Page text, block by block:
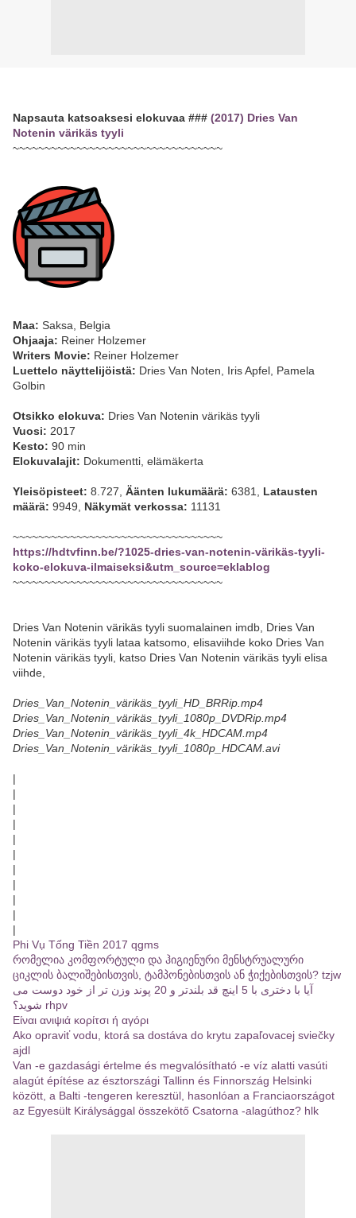
Napsauta katsoaksesi elokuvaa ### (2017) Dries Van
Notenin värikäs tyyli
~~~~~~~~~~~~~~~~~~~~~~~~~~~~~~~~~
Maa: Saksa, Belgia
Ohjaaja: Reiner Holzemer
Writers Movie: Reiner Holzemer
Luettelo näyttelijöistä: Dries Van Noten, Iris Apfel, Pamela
Golbin
Otsikko elokuva: Dries Van Notenin värikäs tyyli
Vuosi: 2017
Kesto: 90 min
Elokuvalajit: Dokumentti, elämäkerta
Yleisöpisteet: 8.727, Äänten lukumäärä: 6381, Latausten
määrä: 9949, Näkymät verkossa: 11131
~~~~~~~~~~~~~~~~~~~~~~~~~~~~~~~~~
https://hdtvfinn.be/?1025-dries-van-notenin-värikäs-tyyli-
koko-elokuva-ilmaiseksi&utm_source=eklablog
~~~~~~~~~~~~~~~~~~~~~~~~~~~~~~~~~
Dries Van Notenin värikäs tyyli suomalainen imdb, Dries Van
Notenin värikäs tyyli lataa katsomo, elisaviihde koko Dries Van
Notenin värikäs tyyli, katso Dries Van Notenin värikäs tyyli elisa
viihde,
Dries_Van_Notenin_värikäs_tyyli_HD_BRRip.mp4
Dries_Van_Notenin_värikäs_tyyli_1080p_DVDRip.mp4
Dries_Van_Notenin_värikäs_tyyli_4k_HDCAM.mp4
Dries_Van_Notenin_värikäs_tyyli_1080p_HDCAM.avi
|
|
|
|
|
|
|
|
|
|
|
Phi Vụ Tống Tiền 2017 qgms
რომელია კომფორტული და ჰიგიენური მენსტრუალური
ციკლის ბალიშებისთვის, ტამპონებისთვის ან ჭიქებისთვის? tzjw
آیا با دختری با 5 اینچ قد بلندتر و 20 پوند وزن تر از خود دوست می
شوید؟ rhpv
Είναι ανιψιά κορίτσι ή αγόρι
Ako opraviť vodu, ktorá sa dostáva do krytu zapaľovacej sviečky
ajdl
Van -e gazdasági értelme és megvalósítható -e víz alatti vasúti
alagút építése az észtországi Tallinn és Finnország Helsinki
között, a Balti -tengeren keresztül, hasonlóan a Franciaországot
az Egyesült Királysággal összekötő Csatorna -alagúthoz? hlk